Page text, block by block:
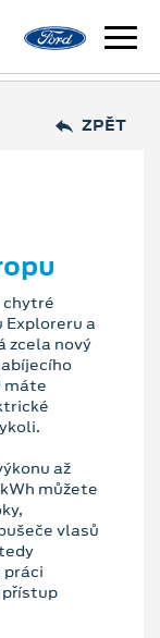
ZPĚT
chytré
a
zcela nový
máte
až
můžete
vlasů
práci
přístup